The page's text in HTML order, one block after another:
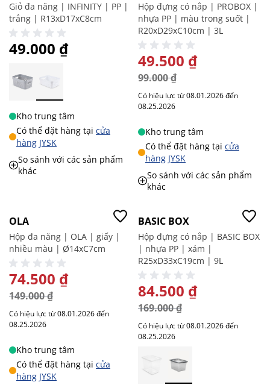
Giỏ đa năng | INFINITY | PP |
trắng | R13xD17xC8cm
49.000 ₫
Kho trung tâm
Có thể đặt hàng tại cửa
hàng JYSK
So sánh với các sản phẩm
khác
Hộp đựng có nắp | PROBOX |
nhựa PP | màu trong suốt |
R20xD29xC10cm | 3L
GIÁ ĐẶC BIỆT
49.500 ₫
99.000 ₫
Có hiệu lực từ 08.01.2026 đến
08.25.2026
Kho trung tâm
Có thể đặt hàng tại cửa
hàng JYSK
So sánh với các sản phẩm
khác
OLA
Hộp đa năng | OLA | giấy |
nhiều màu | Ø14xC7cm
GIÁ ĐẶC BIỆT
74.500 ₫
149.000 ₫
Có hiệu lực từ 08.01.2026 đến
08.25.2026
Kho trung tâm
Có thể đặt hàng tại cửa
hàng JYSK
BASIC BOX
Hộp đựng có nắp | BASIC BOX
| nhựa PP | xám |
R25xD33xC19cm | 9L
GIÁ ĐẶC BIỆT
84.500 ₫
169.000 ₫
Có hiệu lực từ 08.01.2026 đến
08.25.2026